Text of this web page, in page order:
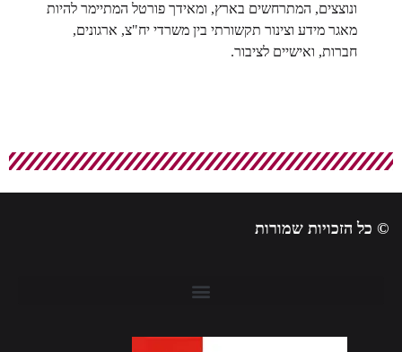
ונוצצים, המתרחשים בארץ, ומאידך פורטל המתיימר להיות
מאגר מידע וצינור תקשורתי בין משרדי יח"צ, ארגונים,
חברות, ואישיים לציבור.
כל הזכויות שמורות